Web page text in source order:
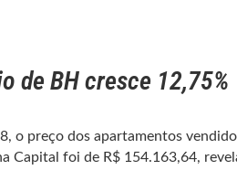
de BH cresce 12,75%
o preço dos apartamentos
Capital foi de R$ 154.163,64,